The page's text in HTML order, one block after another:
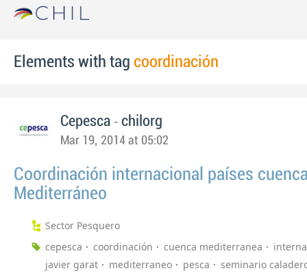
Elements with tag coordinación
Cepesca - chilorg
Mar 19, 2014 at 05:02
Coordinación internacional países
Mediterráneo
Sector Pesquero
cepesca
coordinación cuenca mediterranea
javier garat
mediterraneo pesca seminario